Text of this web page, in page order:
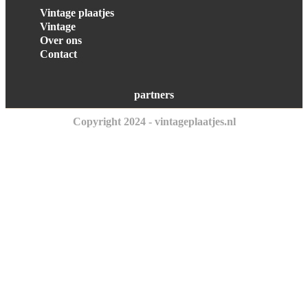
Vintage plaatjes
Vintage
Over ons
Contact
partners
Copyright 2024 - vintageplaatjes.nl